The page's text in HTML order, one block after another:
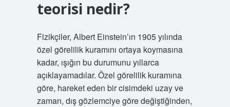
teorisi nedir?
Fizikçiler, Albert Einstein’ın 1905 yılında
özel görelilik kuramını ortaya koymasına
kadar, ışığın bu durumunu yıllarca
açıklayamadılar. Özel görelilik kuramına
göre, hareket eden bir cisimdeki uzay ve
zaman, dış gözlemciye göre değiştiğinden,